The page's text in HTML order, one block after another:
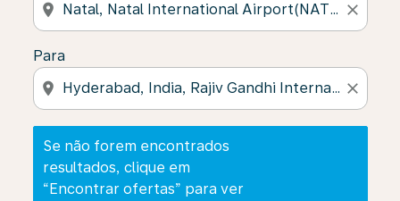
location_on close
Para
location_on close
Se não forem encontrados
resultados, clique em
“Encontrar ofertas” para ver